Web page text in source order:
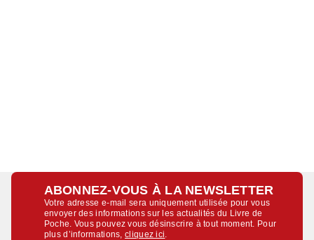
ABONNEZ-VOUS À LA NEWSLETTER
Votre adresse e-mail sera uniquement utilisée pour vous
envoyer des informations sur les actualités du Livre de
Poche. Vous pouvez vous désinscrire à tout moment. Pour
plus d’informations,cliquez ici